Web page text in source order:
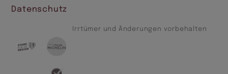
Datenschutz
Irrtümer und Änderungen vorbehalten